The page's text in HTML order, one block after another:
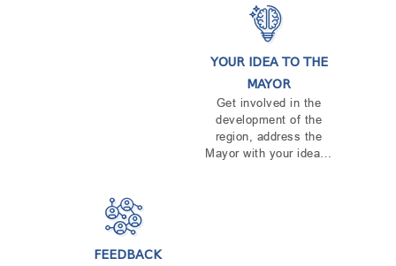
YOUR IDEA TO THE
MAYOR
Get involved in the
development of the
region, address the
Mayor with your idea…
FEEDBACK